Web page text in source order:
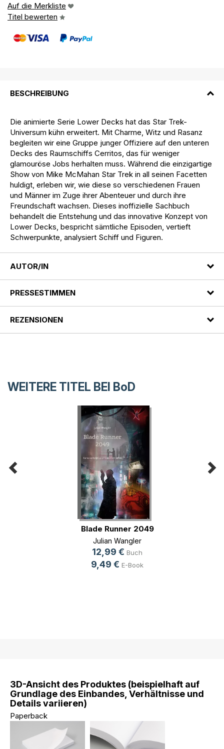
Auf die Merkliste
Titel bewerten
BESCHREIBUNG
Die animierte Serie Lower Decks hat das Star Trek-
Universum kühn erweitert. Mit Charme, Witz und Rasanz
begleiten wir eine Gruppe junger Offiziere auf den unteren
Decks des Raumschiffs Cerritos, das für weniger
glamouröse Jobs herhalten muss. Während die einzigartige
Show von Mike McMahan Star Trek in all seinen Facetten
huldigt, erleben wir, wie diese so verschiedenen Frauen
und Männer im Zuge ihrer Abenteuer und durch ihre
Freundschaft wachsen. Dieses inoffizielle Sachbuch
behandelt die Entstehung und das innovative Konzept von
Lower Decks, bespricht sämtliche Episoden, vertieft
Schwerpunkte, analysiert Schiff und Figuren.
AUTOR/IN
PRESSESTIMMEN
REZENSIONEN
WEITERE TITEL BEI BoD
Blade Runner 2049
Julian Wangler
12,99 € Buch
9,49 € E-Book
3D-Ansicht des Produktes (beispielhaft auf
Grundlage des Einbandes, Verhältnisse und
Details variieren)
Paperback